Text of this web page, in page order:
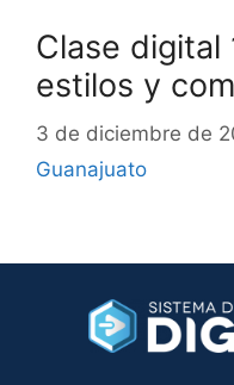
Clase digital
estilos y
3 de diciembre de
Guanajuato